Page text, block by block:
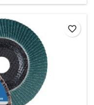
favorite_border